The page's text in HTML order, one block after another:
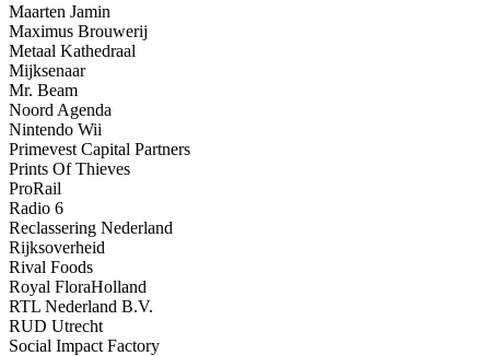
Maarten Jamin
Maximus Brouwerij
Metaal Kathedraal
Mijksenaar
Mr. Beam
Noord Agenda
Nintendo Wii
Primevest Capital Partners
Prints Of Thieves
ProRail
Radio 6
Reclassering Nederland
Rijksoverheid
Rival Foods
Royal FloraHolland
RTL Nederland B.V.
RUD Utrecht
Social Impact Factory